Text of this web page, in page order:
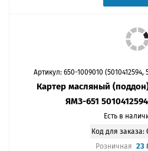
Артикул: 650-1009010 (5010412594,
Картер масляный
ЯМЗ-651
Есть в
Код для заказа:
Розничная 23